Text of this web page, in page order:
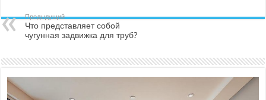
Предыдущий
Что представляет собой
чугунная задвижка для труб?